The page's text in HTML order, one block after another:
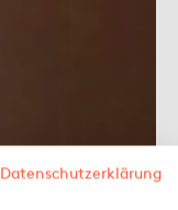
Datenschutzerklärung